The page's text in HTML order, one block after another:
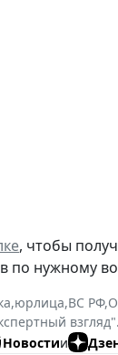
, чтобы
по нужному
,юрлица,ВС РФ,
Новостии